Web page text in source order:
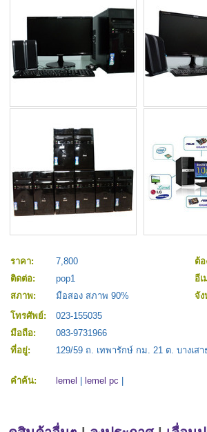
ราคา: 7,800 ต้อ
ติดต่อ:
pop1
อีเ
สภาพ:
มือสอง สภาพ 90%
จัง
โทรศัพย์:
023-155035
มือถือ:
083-9731966
ที่อยู่:
129/59 ถ. เทพารักษ์ กม. 21 ต. บางเส
คำค้น: lemel lemel pc